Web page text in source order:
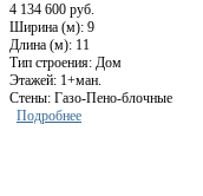
4 134 600 руб.
Ширина (м): 9
Длина (м): 11
Тип строения: Дом
Этажей: 1+ман.
Стены: Газо-Пено-блочные
Подробнее